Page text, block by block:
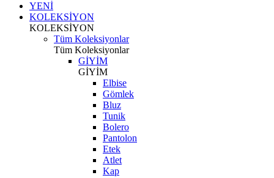
YENİ
KOLEKSİYON
KOLEKSİYON
Tüm Koleksiyonlar
Tüm Koleksiyonlar
GİYİM
GİYİM
Elbise
Gömlek
Bluz
Tunik
Bolero
Pantolon
Etek
Atlet
Kap